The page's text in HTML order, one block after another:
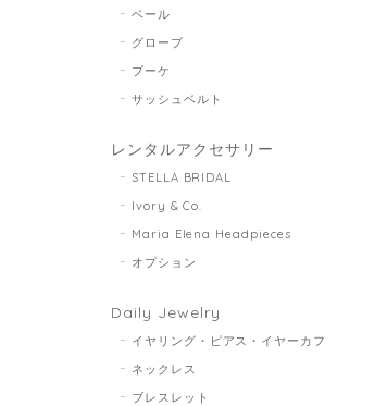
ベール
グローブ
ブーケ
サッシュベルト
レンタルアクセサリー
STELLA BRIDAL
Ivory & Co.
Maria Elena Headpieces
オプション
Daily Jewelry
イヤリング・ピアス・イヤーカフ
ネックレス
ブレスレット